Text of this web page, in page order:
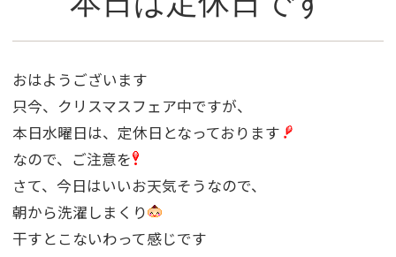
おはようございます
只今、クリスマスフェア中ですが、
本日水曜日は、定休日となっております
なので、ご注意を
さて、今日はいいお天気そうなので、
朝から洗濯しまくり
干すとこないわって感じです